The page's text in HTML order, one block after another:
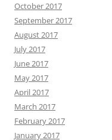
October 2017
September 2017
August 2017
July 2017
June 2017
May 2017
April 2017
March 2017
February 2017
January 2017